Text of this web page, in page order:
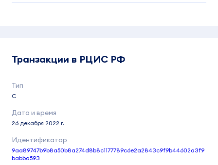
Транзакции в РЦИС РФ
C
26 декабря 2022 г.
9aa89747b9b8a50b8a274d8b8c1177789c6e2a2843c9f9b44602a3f9
babba593